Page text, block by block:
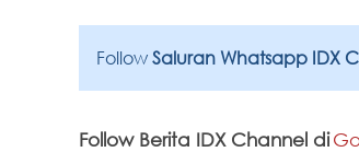
Follow Saluran Whatsapp IDX
Follow Berita IDX Channel di